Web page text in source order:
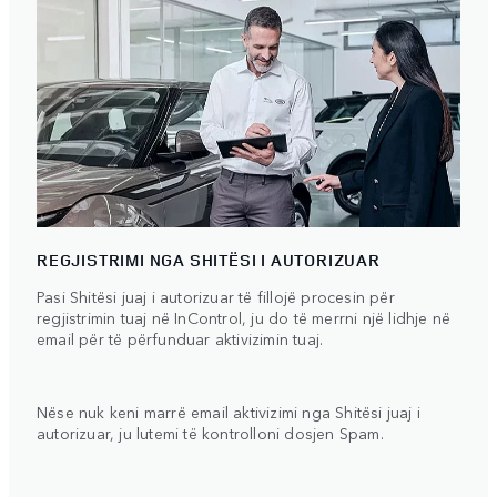
REGJISTRIMI NGA SHITËSI I AUTORIZUAR
Pasi Shitësi juaj i autorizuar të fillojë procesin për
regjistrimin tuaj në InControl, ju do të merrni një lidhje në
email për të përfunduar aktivizimin tuaj.
Nëse nuk keni marrë email aktivizimi nga Shitësi juaj i
autorizuar, ju lutemi të kontrolloni dosjen Spam.